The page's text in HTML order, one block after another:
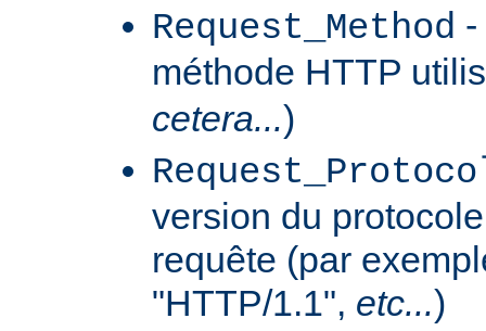
Request_Method
méthode HTTP
cetera...)
version du
requête (par
"HTTP/1.1", etc...)